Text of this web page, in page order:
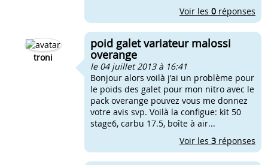
Voir les 0 réponses
troni
poid galet variateur malossi
overange
le 04 juillet 2013 à 16:41
Bonjour alors voilà j'ai un problème pour
le poids des galet pour mon nitro avec le
pack overange pouvez vous me donnez
votre avis svp. Voilà la configue: kit 50
stage6, carbu 17.5, boîte à air...
Voir les 3 réponses